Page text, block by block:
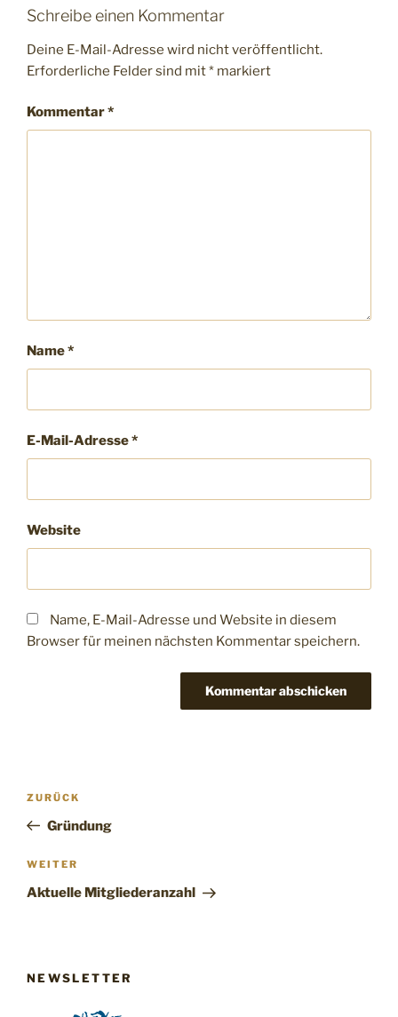
Schreibe einen Kommentar
Deine E-Mail-Adresse wird nicht veröffentlicht.
Erforderliche Felder sind mit* markiert
Kommentar*
Name*
E-Mail-Adresse*
Website
Name, E-Mail-Adresse und Website in diesem
Browser für meinen nächsten Kommentar speichern.
Beitragsnavigation
Vorheriger
Beitrag
ZURÜCK
Gründung
Nächster
Beitrag
WEITER
Aktuelle Mitgliederanzahl
NEWSLETTER